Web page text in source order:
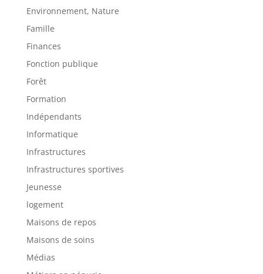
Environnement, Nature
Famille
Finances
Fonction publique
Forêt
Formation
Indépendants
Informatique
Infrastructures
Infrastructures sportives
Jeunesse
logement
Maisons de repos
Maisons de soins
Médias